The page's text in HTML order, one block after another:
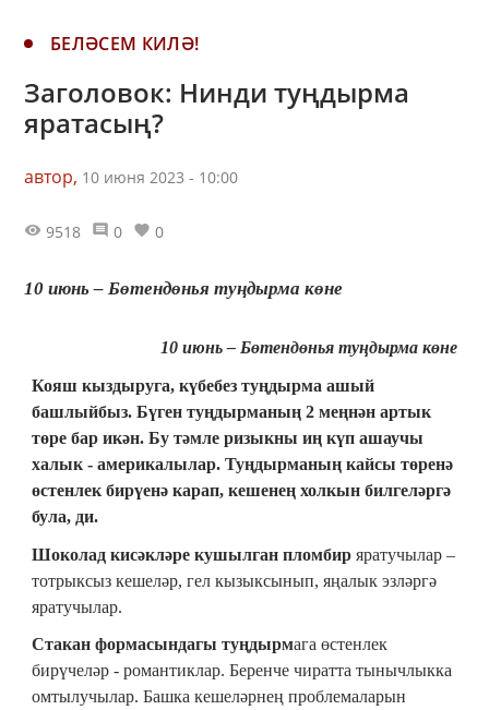
БЕЛӘСЕМ КИЛӘ!
Заголовок: Нинди туңдырма
яратасың?
автор, 10 июня 2023 - 10:00
9518 0 0
10 июнь – Бөтендөнья туңдырма көне
10 июнь – Бөтендөнья туңдырма көне
Кояш кыздыруга, күбебез туңдырма ашый
башлыйбыз. Бүген туңдырманың 2 меңнән артык
төре бар икән. Бу тәмле ризыкны иң күп ашаучы
халык - америкалылар. Туңдырманың кайсы төренә
өстенлек бирүенә карап, кешенең холкын билгеләргә
була, ди.
Шоколад кисәкләре кушылган пломбир яратучылар –
тотрыксыз кешеләр, гел кызыксынып, яңалык эзләргә
яратучылар.
Стакан формасындагы туңдырмага өстенлек
бирүчеләр - романтиклар. Беренче чиратта тынычлыкка
омтылучылар. Башка кешеләрнең проблемаларын